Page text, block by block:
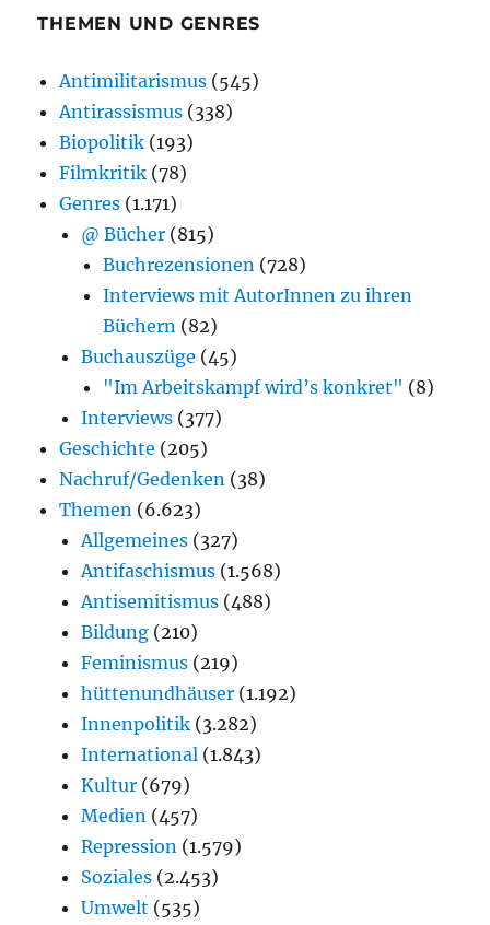
THEMEN UND GENRES
Antimilitarismus (545)
Antirassismus (338)
Biopolitik (193)
Filmkritik (78)
Genres (1.171)
@ Bücher (815)
Buchrezensionen (728)
Interviews mit AutorInnen zu ihren
Büchern (82)
Buchauszüge (45)
"Im Arbeitskampf wird’s konkret" (8)
Interviews (377)
Geschichte (205)
Nachruf/Gedenken (38)
Themen (6.623)
Allgemeines (327)
Antifaschismus (1.568)
Antisemitismus (488)
Bildung (210)
Feminismus (219)
hüttenundhäuser (1.192)
Innenpolitik (3.282)
International (1.843)
Kultur (679)
Medien (457)
Repression (1.579)
Soziales (2.453)
Umwelt (535)